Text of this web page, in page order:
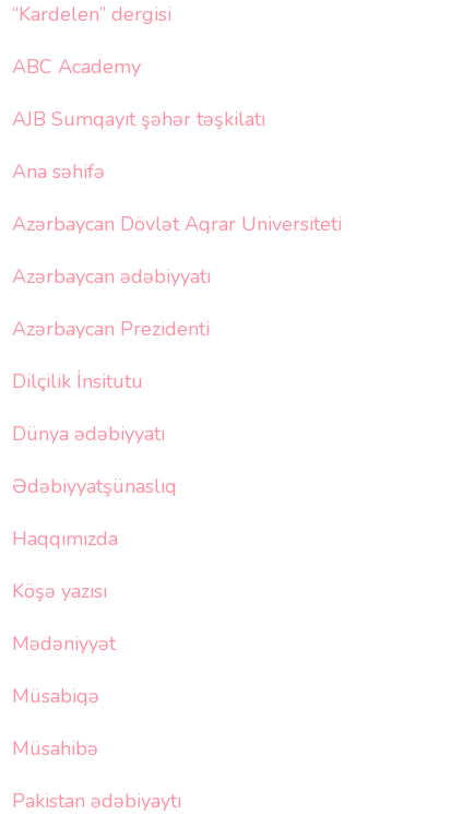
“Kardelen” dergisi
ABC Academy
AJB Sumqayıt şəhər təşkilatı
Ana səhifə
Azərbaycan Dövlət Aqrar Universiteti
Azərbaycan ədəbiyyatı
Azərbaycan Prezidenti
Dilçilik İnsitutu
Dünya ədəbiyyatı
Ədəbiyyatşünaslıq
Haqqımızda
Köşə yazısı
Mədəniyyət
Müsabiqə
Müsahibə
Pakistan ədəbiyaytı